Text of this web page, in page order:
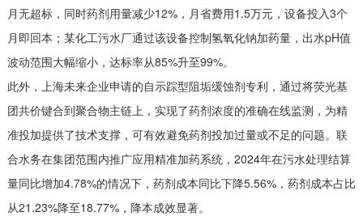
月无超标，同时药剂用量减少12%，月省费用1.5万元，设备投入3个
月即回本；某化工污水厂通过该设备控制氢氧化钠加药量，出水pH值
波动范围大幅缩小，达标率从85%升至99%。
此外，上海未来企业申请的自示踪型阻垢缓蚀剂专利，通过将荧光基
团共价键合到聚合物主链上，实现了药剂浓度的准确在线监测，为精
准投加提供了技术支撑，可有效避免药剂投加过量或不足的问题。联
合水务在集团范围内推广应用精准加药系统，2024年在污水处理结算
量同比增加4.78%的情况下，药剂成本同比下降5.56%，药剂成本占比
从21.23%降至18.77%，降本成效显著。